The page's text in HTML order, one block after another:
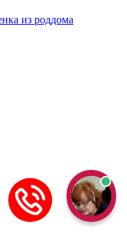
из роддома